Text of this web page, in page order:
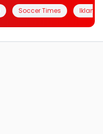
Soccer Times Iklanin